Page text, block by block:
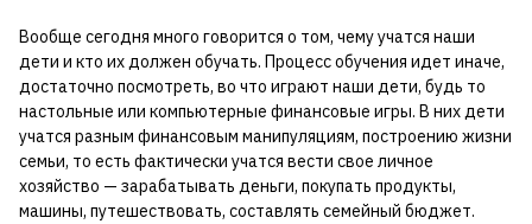
Вообще сегодня много говорится о том, чему учатся наши
дети и кто их должен обучать. Процесс обучения идет иначе,
достаточно посмотреть, во что играют наши дети, будь то
настольные или компьютерные финансовые игры. В них дети
учатся разным финансовым манипуляциям, построению жизни
семьи, то есть фактически учатся вести свое личное
хозяйство — зарабатывать деньги, покупать продукты,
машины, путешествовать, составлять семейный бюджет.